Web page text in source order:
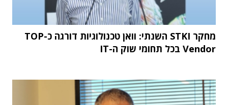
מחקר STKI השנתי: וואן טכנולוגיות דורגה כ-TOP
Vendor בכל תחומי שוק ה-IT